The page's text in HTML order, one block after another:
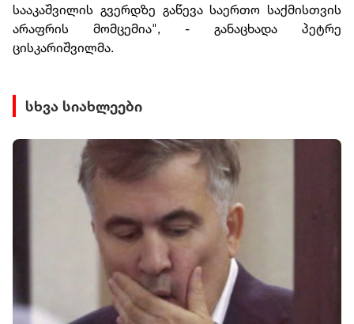
სააკაშვილის გვერდზე გაწევა საერთო საქმისთვის
არაფრის მომცემია", - განაცხადა პეტრე
ცისკარიშვილმა.
სხვა სიახლეები